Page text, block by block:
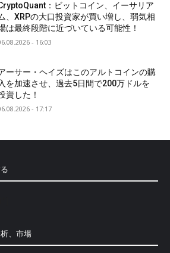
：ビットコイン、イーサリア
、XRPの大口投資家が買い増し、弱気相
は最終段階に近づいている可能性！
- 16:03
ーサー・ヘイズはこのアルトコインの購
入を加速させ、過去5日間で200万ドルを
資した！
- 17:17
、市場